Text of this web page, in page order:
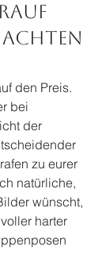
den Preis.
bei
der
zu eurer
natürliche,
wünscht,
harter